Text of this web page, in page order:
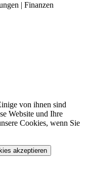
| Finanzen
von ihnen sind
Website und Ihre
Cookies, wenn Sie
akzeptieren